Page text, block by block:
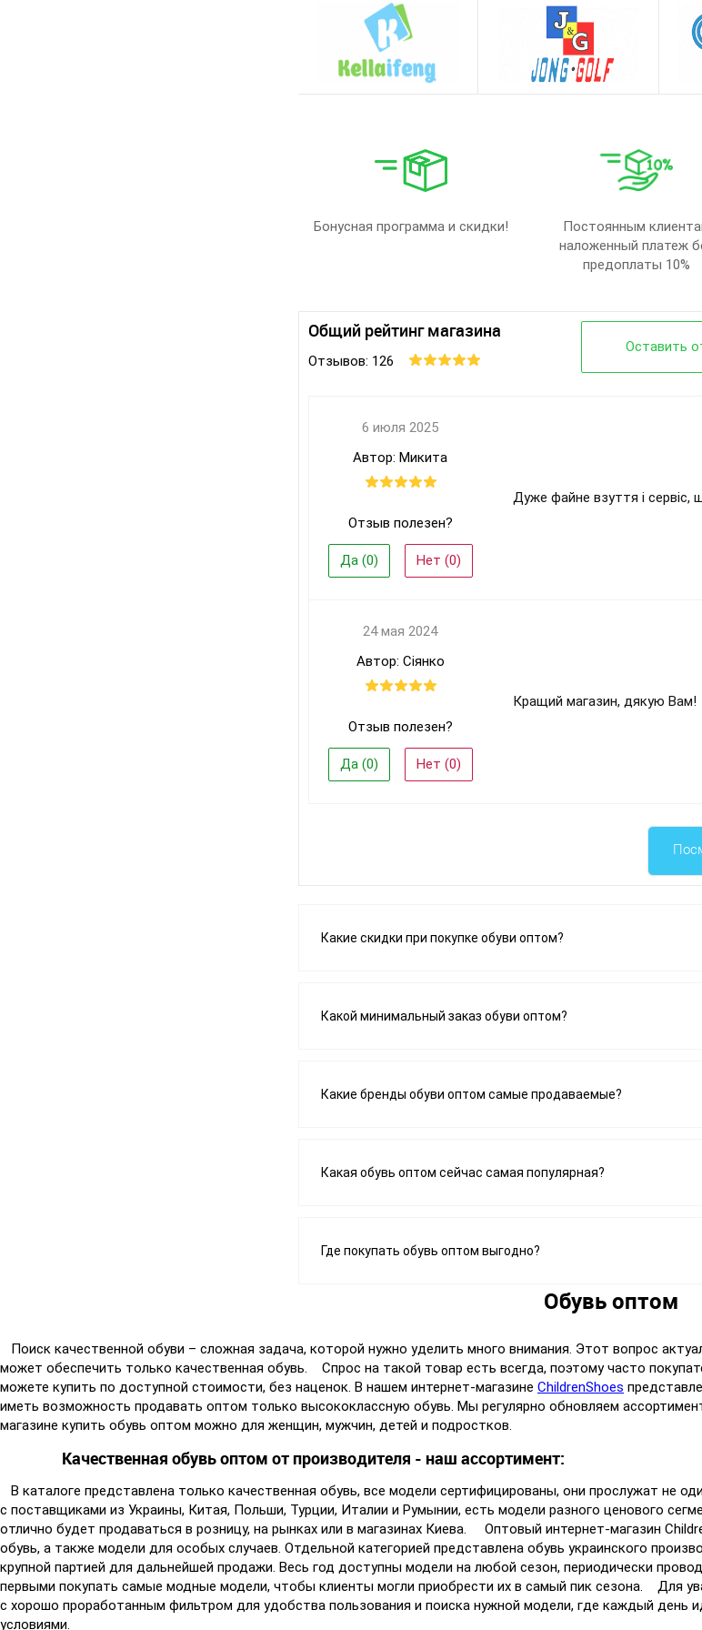
Бонусная программа и скидки!
Постоянным
наложенный платеж
предоплаты 10%
Общий рейтинг магазина
Отзывов: 126
Оставить
6 июля 2025
Автор: Микита
Отзыв полезен?
Да (0) Нет (0)
Дуже файне взуття і сервіс,
24 мая 2024
Автор: Сіянко
Отзыв полезен?
Да (0) Нет (0)
Кращий магазин, дякую Вам!
Какие скидки при покупке обуви оптом?
Какой минимальный заказ обуви оптом?
Какие бренды обуви оптом самые продаваемые?
Какая обувь оптом сейчас самая популярная?
Где покупать обувь оптом выгодно?
Обувь оптом
Поиск качественной обуви – сложная задача, которой нужно уделить много внимания. Этот вопрос
может обеспечить только качественная обувь. Спрос на такой товар есть всегда, поэтому часто
можете купить по доступной стоимости, без наценок. В нашем интернет-магазине ChildrenShoes
иметь возможность продавать оптом только высококлассную обувь. Мы регулярно обновляем
магазине купить обувь оптом можно для женщин, мужчин, детей и подростков.
Качественная обувь оптом от производителя - наш ассортимент:
В каталоге представлена только качественная обувь, все модели сертифицированы, они прослужат не
с поставщиками из Украины, Китая, Польши, Турции, Италии и Румынии, есть модели разного ценового
отлично будет продаваться в розницу, на рынках или в магазинах Киева. Оптовый интернет-магазин
обувь, а также модели для особых случаев. Отдельной категорией представлена обувь украинского
крупной партией для дальнейшей продажи. Весь год доступны модели на любой сезон, периодически
первыми покупать самые модные модели, чтобы клиенты могли приобрести их в самый пик сезона. Для
с хорошо проработанным фильтром для удобства пользования и поиска нужной модели, где каждый день
условиями.